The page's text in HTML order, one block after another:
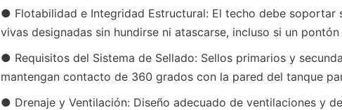
● Flotabilidad e Integridad Estructural: El techo debe soportar
vivas designadas sin hundirse ni atascarse, incluso si un pontón
● Requisitos del Sistema de Sellado: Sellos primarios y
mantengan contacto de 360 grados con la pared del tanque
● Drenaje y Ventilación: Diseño adecuado de ventilaciones y